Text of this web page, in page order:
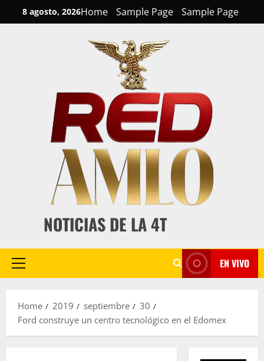
to
8 agosto, 2026Home Sample Page Sample Page
NOTICIAS DE LA 4T
Primary
EN VIVO
Home 2019 septiembre
30
Ford construye un centro tecnológico en el Edomex